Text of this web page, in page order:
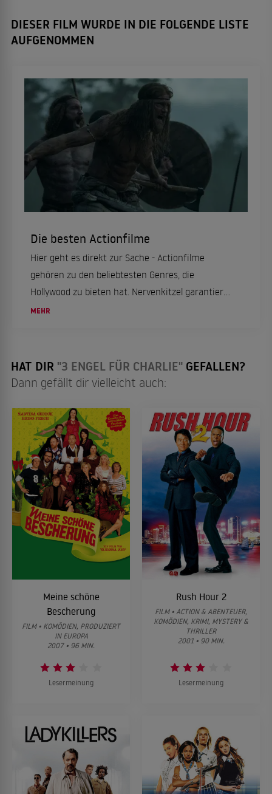
DIESER FILM WURDE IN DIE FOLGENDE LISTE
AUFGENOMMEN
Die besten Actionfilme
Hier geht es direkt zur Sache - Actionfilme
gehören zu den beliebtesten Genres, die
Hollywood zu bieten hat. Nervenkitzel garantiert.
Es fliegen Sachen spektakulär in die Luft, es wird
MEHR
HAT DIR "3 ENGEL FÜR CHARLIE" GEFALLEN?
Dann gefällt dir vielleicht auch:
Meine schöne
Bescherung
FILM • KOMÖDIEN, PRODUZIERT
IN EUROPA
2007 • 96 MIN.
Lesermeinung
Rush Hour 2
FILM • ACTION & ABENTEUER,
KOMÖDIEN, KRIMI, MYSTERY &
THRILLER
2001 • 90 MIN.
Lesermeinung